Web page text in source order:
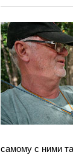
самому с ними